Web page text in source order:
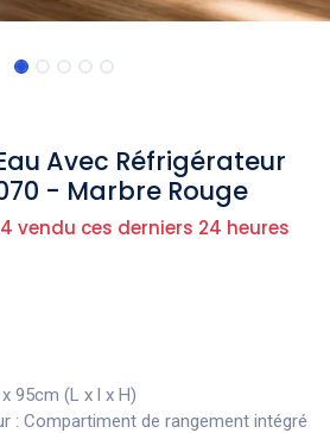
Avec Réfrigérateur
- Marbre Rouge
4 vendu ces derniers 24 heures
95cm (L x l x H)
: Compartiment de rangement intégré